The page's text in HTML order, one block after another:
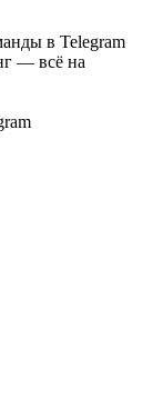
в Telegram
— всё на